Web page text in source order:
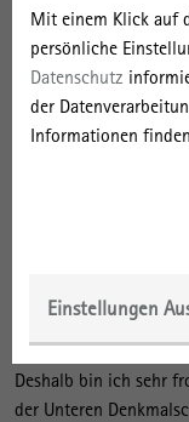
Mit einem Klick auf
persönliche
Datenschutz
der
Informationen
Einstellungen
Maßnahmen einen
sparsamen
reduziert das IRS
Energiemärkten.“
Für das IRS ist die
Heckel, die am IRS
steuert, sagt: „Wir
zuwendungs- und
Deshalb bin ich sehr
der Unteren